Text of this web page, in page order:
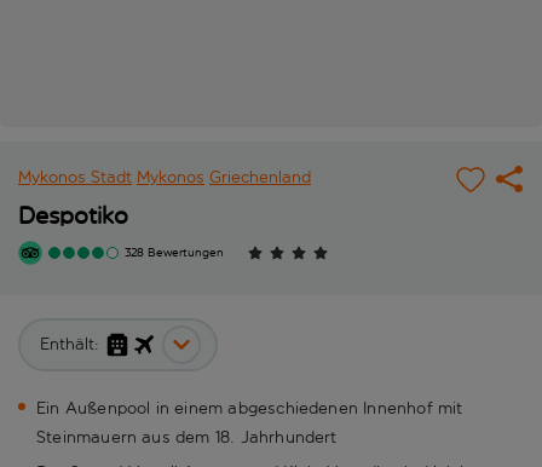
Mykonos Stadt Mykonos Griechenland
Despotiko
328 Bewertungen
Enthält:
Ein Außenpool in einem abgeschiedenen Innenhof mit
Steinmauern aus dem 18. Jahrhundert